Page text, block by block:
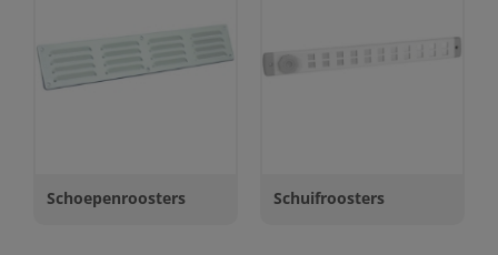
Schoepenroosters Schuifroosters